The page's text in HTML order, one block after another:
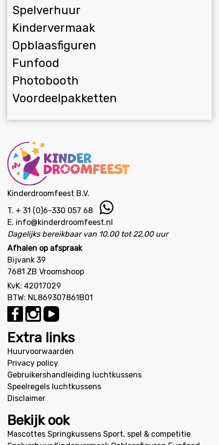
Spelverhuur
Kindervermaak
Opblaasfiguren
Funfood
Photobooth
Voordeelpakketten
Kinderdroomfeest B.V.
T. + 31 (0)6-330 057 68
E. info@kinderdroomfeest.nl
Dagelijks bereikbaar van 10.00 tot 22.00 uur
Afhalen op afspraak
Bijvank 39
7681 ZB Vroomshoop
KvK: 42017029
BTW: NL869307861B01
Extra links
Huurvoorwaarden
Privacy policy
Gebruikershandleiding luchtkussens
Speelregels luchtkussens
Disclaimer
Bekijk ook
Mascottes Springkussens Sport, spel & competitie